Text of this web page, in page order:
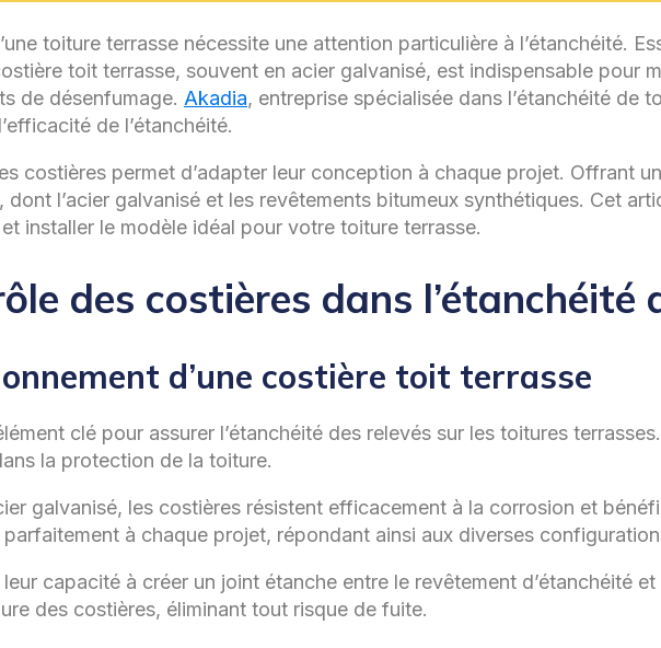
toiture terrasse nécessite une attention particulière à l’étanchéité.
toit terrasse, souvent en acier galvanisé, est indispensable pour
de désenfumage. Akadia, entreprise spécialisée dans l’étanchéité de
de l’étanchéité.
costières permet d’adapter leur conception à chaque projet. Offrant
l’acier galvanisé et les revêtements bitumeux synthétiques. Cet
installer le modèle idéal pour votre toiture terrasse.
des costières dans
d’une costière toit terrasse
clé pour assurer l’étanchéité des relevés sur les toitures
la protection de la toiture.
galvanisé, les costières résistent efficacement à la corrosion et
parfaitement à chaque projet, répondant ainsi aux diverses
capacité à créer un joint étanche entre le revêtement d’étanchéité
des costières, éliminant tout risque de fuite.